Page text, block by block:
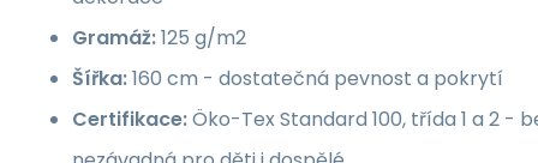
Gramáž:125 g/m2
Šířka:160 cm - dostatečná pevnost a pokrytí
Certifikace:Öko-Tex Standard 100, třída 1 a 2 -